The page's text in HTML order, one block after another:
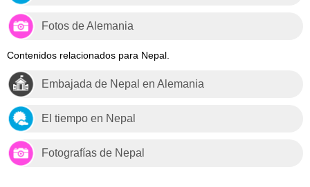
Fotos de Alemania
Contenidos relacionados para Nepal.
Embajada de Nepal en Alemania
El tiempo en Nepal
Fotografías de Nepal